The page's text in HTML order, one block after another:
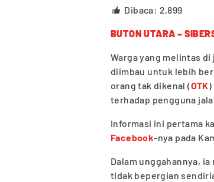
Dibaca: 2,899
BUTON UTARA –
Warga yang melintas
diimbau untuk lebih
orang tak dikenal (OTK
terhadap pengguna
Informasi ini pertama
Facebook-nya pada
Dalam unggahannya,
tidak bepergian